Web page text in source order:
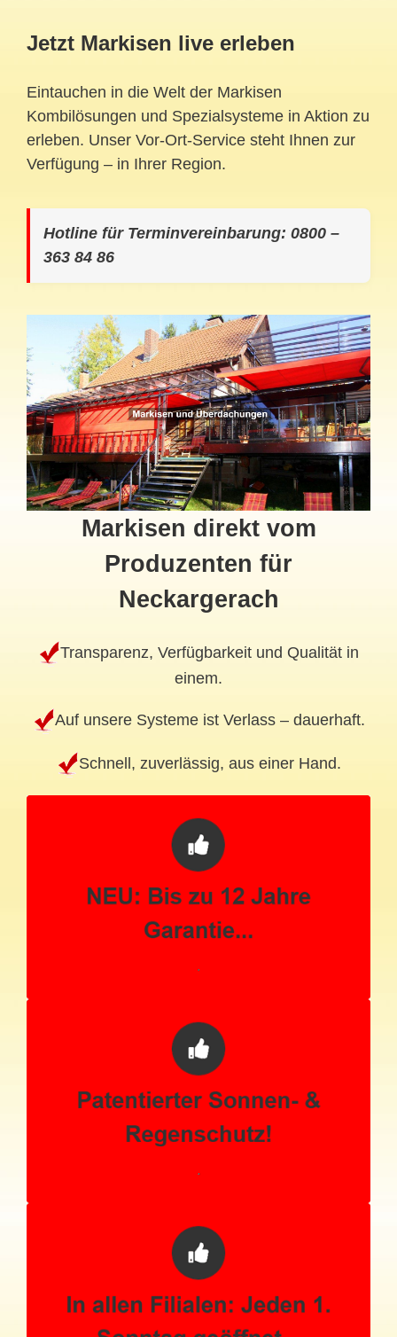
Jetzt Markisen live erleben
Eintauchen in die Welt der Markisen
Kombilösungen und Spezialsysteme in Aktion zu
erleben. Unser Vor-Ort-Service steht Ihnen zur
Verfügung – in Ihrer Region.
Hotline für Terminvereinbarung: 0800 –
363 84 86
Markisen direkt vom
Produzenten für
Neckargerach
Transparenz, Verfügbarkeit und Qualität in
einem.
Auf unsere Systeme ist Verlass – dauerhaft.
Schnell, zuverlässig, aus einer Hand.